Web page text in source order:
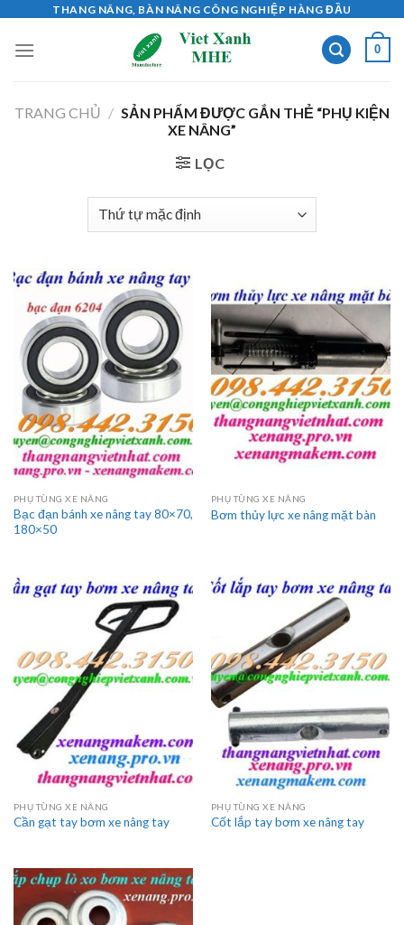
content
THANG NÂNG, BÀN NÂNG CÔNG NGHIỆP HÀNG ĐẦU
0
TRANG CHỦ / SẢN PHẨM ĐƯỢC GẮN THẺ “PHỤ KIỆN
XE NÂNG”
LỌC
PHỤ TÙNG XE NÂNG
Bạc đạn bánh xe nâng tay 80×70,
180×50
PHỤ TÙNG XE NÂNG
Bơm thủy lực xe nâng mặt bàn
PHỤ TÙNG XE NÂNG
Cần gạt tay bơm xe nâng tay
PHỤ TÙNG XE NÂNG
Cốt lắp tay bơm xe nâng tay